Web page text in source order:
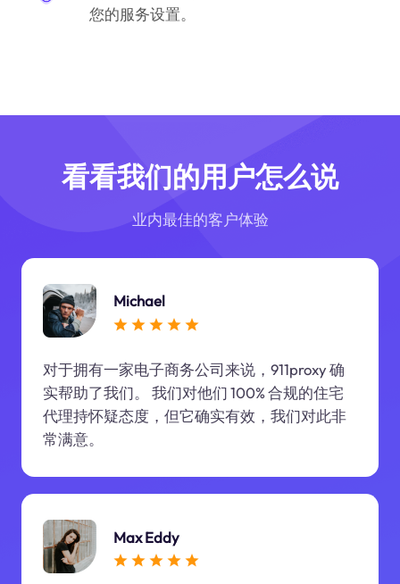
您的服务设置。
看看我们的用户怎么说
业内最佳的客户体验
Michael
对于拥有一家电子商务公司来说，911proxy 确
实帮助了我们。 我们对他们 100% 合规的住宅
代理持怀疑态度，但它确实有效，我们对此非
常满意。
Max Eddy